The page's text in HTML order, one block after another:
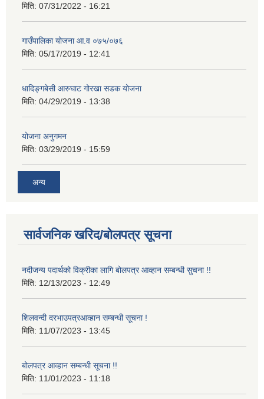
मिति: 07/31/2022 - 16:21
गाउँपालिका योजना आ.व ०७५/०७६
मिति: 05/17/2019 - 12:41
धादिङ्गबेसी आरुघाट गोरखा सडक योजना
मिति: 04/29/2019 - 13:38
योजना अनुगमन
मिति: 03/29/2019 - 15:59
अन्य
सार्वजनिक खरिद/बोलपत्र सूचना
नदीजन्य पदार्थको विक्रीका लागि बोलपत्र आव्हान सम्बन्धी सुचना !!
मिति: 12/13/2023 - 12:49
शिलवन्दी दरभाउपत्रआव्हान सम्बन्धी सूचना !
मिति: 11/07/2023 - 13:45
बोलपत्र आव्हान सम्बन्धी सूचना !!
मिति: 11/01/2023 - 11:18